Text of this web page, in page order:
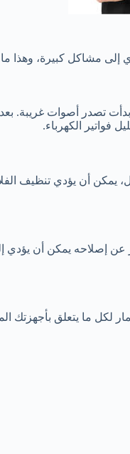
إلى مشاكل كبيرة، وهذا
تصدر أصوات غريبة.
فواتير الكهرباء.
يمكن أن يؤدي تنظيف
إصلاحه يمكن أن يؤدي
لكل ما يتعلق بأجهزتك